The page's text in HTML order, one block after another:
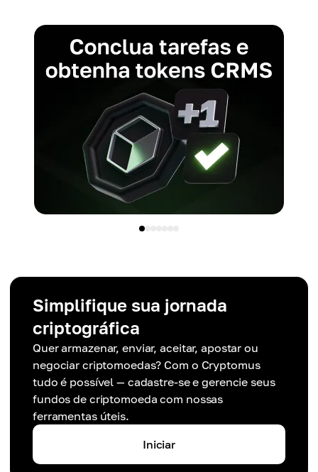
Simplifique sua jornada
criptográfica
Quer armazenar, enviar, aceitar, apostar ou
negociar criptomoedas? Com o Cryptomus
tudo é possível — cadastre-se e gerencie seus
fundos de criptomoeda com nossas
ferramentas úteis.
Iniciar